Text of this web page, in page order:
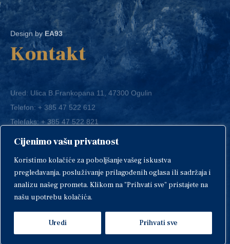
Cijenimo vašu privatnost
Koristimo kolačiće za poboljšanje vašeg iskustva
pregledavanja, posluživanje prilagođenih oglasa ili sadržaja i
analizu našeg prometa. Klikom na "Prihvati sve" pristajete na
našu upotrebu kolačića.
Uredi Prihvati sve
Design by EA93
Kontakt
Ured: Ulica B.Frankopana 11, 47300 Ogulin
Telefon:+ 385 47 522 612
Telefaks: + 385 47 522 821
E-mail:grad-ogulin@ogulin.hr
IBAN: HR1424020061829700009